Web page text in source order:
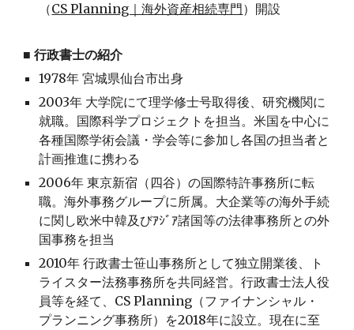
（CS Planning｜海外資産相続専門）開設
■ 行政書士の紹介
1978年宮城県仙台市出身
2003年 大学院にて理学修士号取得後、研究機関に
就職。 国際科学プロジェクトを担当。米国を中心に
各種国際学術会議・学会等に参加し各国の担当者と
計画推進に携わる
2006年 東京新宿（四谷）の国際特許事務所に転
職。海外事務グループに所属。大企業等の海外手続
に関し欧米中韓及びｱｼﾞｱ諸国等の法律事務所との外
国事務を担当
2010年 行政書士笹山事務所として独立開業後、ト
ライスター法務事務所を共同経営。行政書士法人役
員等を経て、CS Planning（ファイナンシャル・
プランニング事務所）を2018年に設立。現在に至